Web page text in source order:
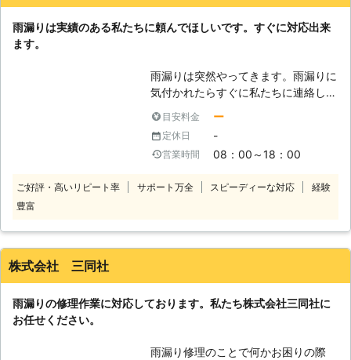
細心の注意を払いながら作業をさせて
頂きます。 【雨漏りを修理すること
す】 普段はほぼ目にすることが無
く、その痛みや汚れについて意識され
る方は少ないですが、非常に大切な役
割があります。雨水の浸入によって、
木造の柱は湿気を吸い、菌が繁殖する
ことによってシロアリが食い荒らす被
のが水分により劣化を早める事から、
承ってきた当社では、雨漏りの原因を
究明し、適切な方法で修理を行いま
福岡県 京都郡苅田町 2016年12月26日
雨漏りは実績のある私たちに頼んでほしいです。すぐに対応出来
ます。
雨漏りは突然やってきます。雨漏りに
気付かれたらすぐに私たちに連絡して
と害虫や住宅の損傷の原因になりま
す。早めに直すのが良いですし、住宅
のダメージも少ない状態で直す方が断
見したということで、焦っている方も
んでほしいです。 雨漏り修理は弊社
目安料金 ー
定休日 -
営業時間 08：00～18：00
ご好評・高いリピート率 サポート万全 スピーディーな対応
経験
豊富
株式会社 三同社
雨漏りの修理作業に対応しております。私たち株式会社三同社に
お任せください。
雨漏り修理のことで何かお困りの際